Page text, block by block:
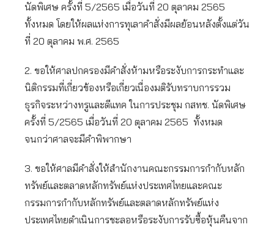
นัดพิเศษ ครั้งที่ 5/2565 เมื่อวันที่ 20 ตุลาคม 2565
ทั้งหมด โดยให้ผลแห่งการทุเลาคำสั่งมีผลย้อนหลังตั้งแต่วัน
ที่ 20 ตุลาคม พ.ศ. 2565
2. ขอให้ศาลปกครองมีคำสั่งห้ามหรือระงับการกระทำและ
นิติกรรมที่เกี่ยวข้องหรือเกี่ยวเนื่องมติรับทราบการรวม
ธุรกิจระหว่างทรูและดีแทค ในการประชุม กสทช. นัดพิเศษ
ครั้งที่ 5/2565 เมื่อวันที่ 20 ตุลาคม 2565 ทั้งหมด
จนกว่าศาลจะมีคำพิพากษา
3. ขอให้ศาลมีคำสั่งให้สำนักงานคณะกรรมการกำกับหลัก
ทรัพย์และตลาดหลักทรัพย์แห่งประเทศไทยและคณะ
กรรมการกำกับหลักทรัพย์และตลาดหลักทรัพย์แห่ง
ประเทศไทยดำเนินการชะลอหรือระงับการรับซื้อหุ้นคืนจาก